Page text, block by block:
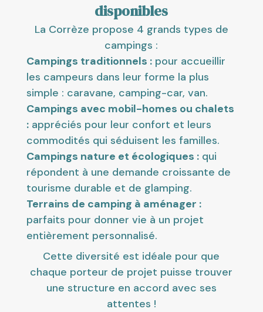
disponibles
La Corrèze propose 4 grands types de
campings :
Campings traditionnels :pour accueillir
les campeurs dans leur forme la plus
simple : caravane, camping-car, van.
Campings avec mobil-homes ou chalets
:appréciés pour leur confort et leurs
commodités qui séduisent les familles.
Campings nature et écologiques :qui
répondent à une demande croissante de
tourisme durable et de glamping.
Terrains de camping à aménager :
parfaits pour donner vie à un projet
entièrement personnalisé.
Cette diversité est idéale pour que
chaque porteur de projet puisse trouver
une structure en accord avec ses
attentes !